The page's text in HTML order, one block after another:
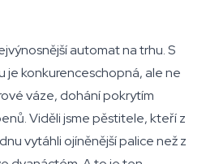
automat na trhu. S
konkurenceschopná, ale ne
váze, dohání pokrytím
Viděli jsme pěstitele, kteří z
vytáhli ojíněnější palice než z